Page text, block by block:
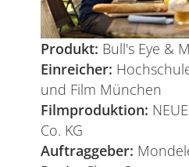
Produkt: Bull's Eye &
Einreicher:
und Film München
Filmproduktion:
Co. KG
Auftraggeber: